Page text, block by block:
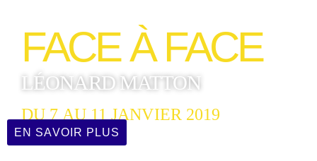
FACE À FACE
LÉONARD MATTON
DU 7 AU 11 JANVIER 2019
EN SAVOIR PLUS